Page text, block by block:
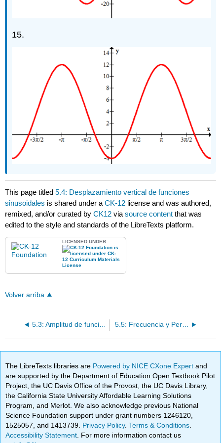
15.
This page titled5.4: Desplazamiento vertical de funciones
sinusoidales is shared under aCK-12 license and was authored,
remixed, and/or curated byCK12 viasource content that was
edited to the style and standards of the LibreTexts platform.
LICENSED UNDER
Volver arriba
5.3: Amplitud de funciones sinusoidales 5.5: Frecuencia y Periodo de Funciones Sinusoidales
The LibreTexts libraries are Powered by NICE CXone Expertand
are supported by the Department of Education Open Textbook Pilot
Project, the UC Davis Office of the Provost, the UC Davis Library,
the California State University Affordable Learning Solutions
Program, and Merlot. We also acknowledge previous National
Science Foundation support under grant numbers 1246120,
1525057, and 1413739. Privacy Policy.Terms & Conditions
Accessibility Statement . For more information contact us